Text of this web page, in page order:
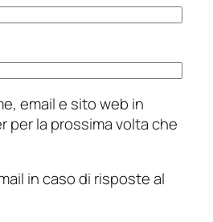
email e sito web in
per la prossima volta che
in caso di risposte al